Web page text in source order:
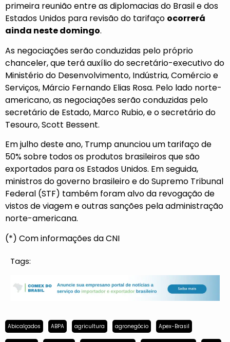
primeira reunião entre as diplomacias do Brasil e dos
Estados Unidos para revisão do tarifaço ocorrerá
ainda neste domingo.
As negociações serão conduzidas pelo próprio
chanceler, que terá auxílio do secretário-executivo do
Ministério do Desenvolvimento, Indústria, Comércio e
Serviços, Márcio Fernando Elias Rosa. Pelo lado norte-
americano, as negociações serão conduzidas pelo
secretário de Estado, Marco Rubio, e o secretário do
Tesouro, Scott Bessent.
Em julho deste ano, Trump anunciou um tarifaço de
50% sobre todos os produtos brasileiros que são
exportados para os Estados Unidos. Em seguida,
ministros do governo brasileiro e do Supremo Tribunal
Federal (STF) também foram alvo da revogação de
vistos de viagem e outras sanções pela administração
norte-americana.
(*) Com informações da CNI
Tags:
Abicalçados ABPA agricultura agronegócio Apex-Brasil